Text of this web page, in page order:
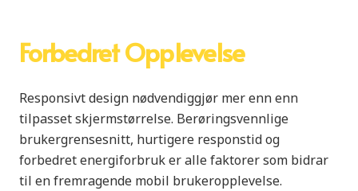
Forbedret Opplevelse
Responsivt design nødvendiggjør mer enn enn
tilpasset skjermstørrelse. Berøringsvennlige
brukergrensesnitt, hurtigere responstid og
forbedret energiforbruk er alle faktorer som bidrar
til en fremragende mobil brukeropplevelse.